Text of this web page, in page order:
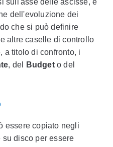
sull'asse delle ascisse, e
dell'evoluzione dei
che si può definire
altre caselle di controllo
a titolo di confronto, i
, del Budgeto del
essere copiato negli
disco per essere